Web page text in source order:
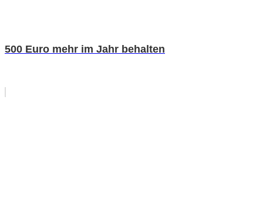
500 Euro mehr im Jahr behalten